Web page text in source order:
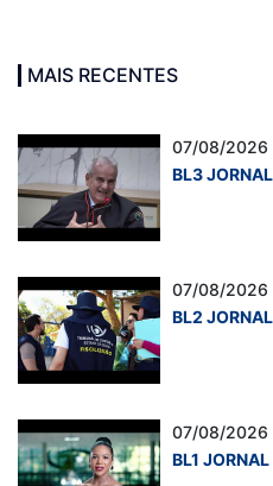
MAIS RECENTES
07/08/2026
BL3
07/08/2026
BL2
07/08/2026
BL1